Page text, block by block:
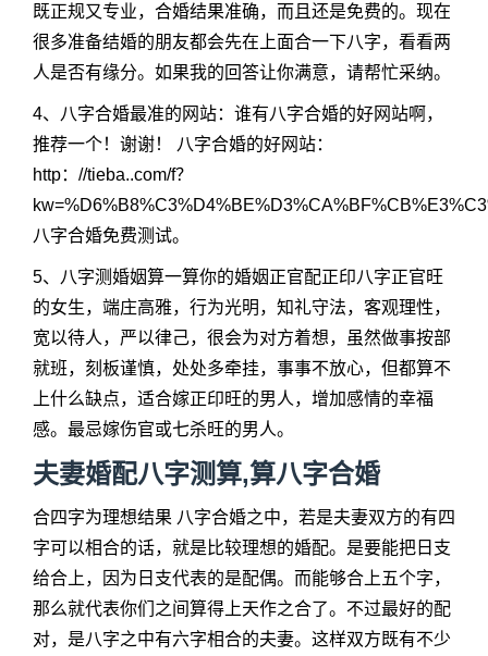
既正规又专业，合婚结果准确，而且还是免费的。现在
很多准备结婚的朋友都会先在上面合一下八字，看看两
人是否有缘分。如果我的回答让你满意，请帮忙采纳。
4、八字合婚最准的网站：谁有八字合婚的好网站啊，
推荐一个！谢谢！ 八字合婚的好网站：
http：//tieba..com/f？
八字合婚免费测试。
5、八字测婚姻算一算你的婚姻正官配正印八字正官旺
的女生，端庄高雅，行为光明，知礼守法，客观理性，
宽以待人，严以律己，很会为对方着想，虽然做事按部
就班，刻板谨慎，处处多牵挂，事事不放心，但都算不
上什么缺点，适合嫁正印旺的男人，增加感情的幸福
感。最忌嫁伤官或七杀旺的男人。
夫妻婚配八字测算,算八字合婚
合四字为理想结果 八字合婚之中，若是夫妻双方的有四
字可以相合的话，就是比较理想的婚配。是要能把日支
给合上，因为日支代表的是配偶。而能够合上五个字，
那么就代表你们之间算得上天作之合了。不过最好的配
对，是八字之中有六字相合的夫妻。这样双方既有不少